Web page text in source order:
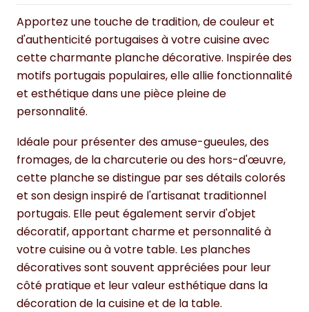
Apportez une touche de tradition, de couleur et
d'authenticité portugaises à votre cuisine avec
cette charmante planche décorative. Inspirée des
motifs portugais populaires, elle allie fonctionnalité
et esthétique dans une pièce pleine de
personnalité.
Idéale pour présenter des amuse-gueules, des
fromages, de la charcuterie ou des hors-d'œuvre,
cette planche se distingue par ses détails colorés
et son design inspiré de l'artisanat traditionnel
portugais. Elle peut également servir d'objet
décoratif, apportant charme et personnalité à
votre cuisine ou à votre table. Les planches
décoratives sont souvent appréciées pour leur
côté pratique et leur valeur esthétique dans la
décoration de la cuisine et de la table.